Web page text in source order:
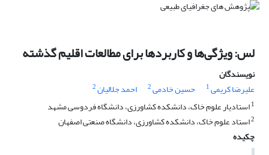
لس: ویژگی‌ها و کاربردها برای مطالعات اقلیم گذشته
نویسندگان
علیرضا کریمی1 حسین خادمی2 احمد جلالیان2
1استادیار علوم خاک، دانشکده کشاورزی، دانشگاه فردوسی مشهد
2استاد علوم خاک، دانشکده کشاورزی، دانشگاه صنعتی اصفهان
چکیده